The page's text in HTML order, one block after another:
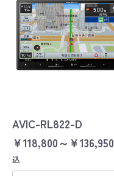
AVIC-RL822-D
￥118,800～￥136,950
込